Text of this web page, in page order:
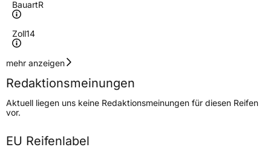
BauartR
Zoll14
Geschwindigkeitsindex
Höchstgeschwindigkeit
190 km/h
Lastindex81
Höchstlast462 kg
mehr anzeigen
Redaktionsmeinungen
Aktuell liegen uns keine Redaktionsmeinungen für diesen Reifen
vor.
EU Reifenlabel